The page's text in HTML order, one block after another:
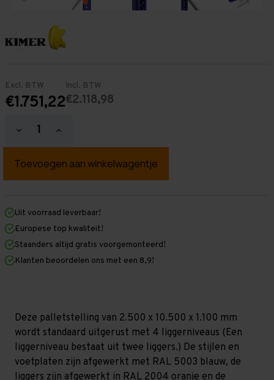
Excl. BTW
€1.751,22
Incl. BTW
€2.118,98
Hoeveelheid
verlagen
Palletstelling
mm
mm
x
1.100
mm
-
-
T100
Hoeveelheid
verhogen
Palletstelling
mm
mm
1.100
mm
(HxLxD)
-
T100
Uit voorraad leverbaar!
Europese top kwaliteit!
Staanders altijd gratis voorgemonteerd!
Klanten beoordelen ons met een 8,9!
Deze palletstelling van 2.500 x 10.500 x 1.100 mm
wordt standaard uitgerust met 4 liggerniveaus (Een
liggerniveau bestaat uit twee liggers.) De stijlen en
voetplaten zijn afgewerkt met RAL 5003 blauw, de
liggers zijn afgewerkt in RAL 2004 oranje en de